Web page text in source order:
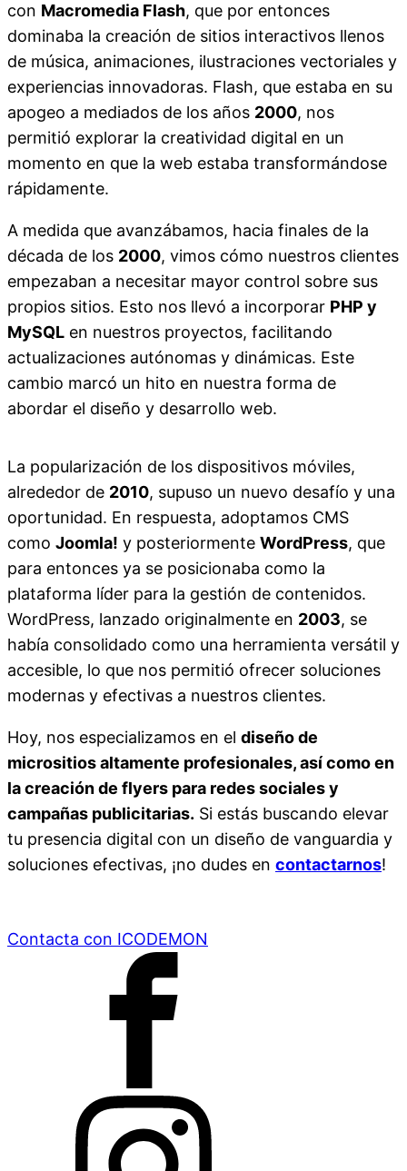
con Macromedia Flash, que por entonces
dominaba la creación de sitios interactivos llenos
de música, animaciones, ilustraciones vectoriales y
experiencias innovadoras. Flash, que estaba en su
apogeo a mediados de los años 2000, nos
permitió explorar la creatividad digital en un
momento en que la web estaba transformándose
rápidamente.
A medida que avanzábamos, hacia finales de la
década de los 2000, vimos cómo nuestros clientes
empezaban a necesitar mayor control sobre sus
propios sitios. Esto nos llevó a incorporar PHP y
MySQL en nuestros proyectos, facilitando
actualizaciones autónomas y dinámicas. Este
cambio marcó un hito en nuestra forma de
abordar el diseño y desarrollo web.
La popularización de los dispositivos móviles,
alrededor de 2010, supuso un nuevo desafío y una
oportunidad. En respuesta, adoptamos CMS
como Joomla! y posteriormente WordPress, que
para entonces ya se posicionaba como la
plataforma líder para la gestión de contenidos.
WordPress, lanzado originalmente en 2003, se
había consolidado como una herramienta versátil y
accesible, lo que nos permitió ofrecer soluciones
modernas y efectivas a nuestros clientes.
Hoy, nos especializamos en el diseño de
micrositios altamente profesionales, así como en
la creación de flyers para redes sociales y
campañas publicitarias. Si estás buscando elevar
tu presencia digital con un diseño de vanguardia y
soluciones efectivas, ¡no dudes en contactarnos!
Contacta con ICODEMON